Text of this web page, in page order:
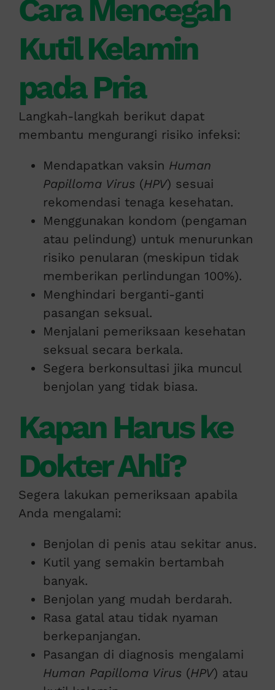
Cara Mencegah
Kutil Kelamin
pada Pria
Langkah-langkah berikut dapat
membantu mengurangi risiko infeksi:
Mendapatkan vaksin Human
Papilloma Virus (HPV) sesuai
rekomendasi tenaga kesehatan.
Menggunakan kondom (pengaman
atau pelindung) untuk menurunkan
risiko penularan (meskipun tidak
memberikan perlindungan 100%).
Menghindari berganti-ganti
pasangan seksual.
Menjalani pemeriksaan kesehatan
seksual secara berkala.
Segera berkonsultasi jika muncul
benjolan yang tidak biasa.
Kapan Harus ke
Dokter Ahli?
Segera lakukan pemeriksaan apabila
Anda mengalami:
Benjolan di penis atau sekitar anus.
Kutil yang semakin bertambah
banyak.
Benjolan yang mudah berdarah.
Rasa gatal atau tidak nyaman
berkepanjangan.
Pasangan di diagnosis mengalami
Human Papilloma Virus (HPV) atau